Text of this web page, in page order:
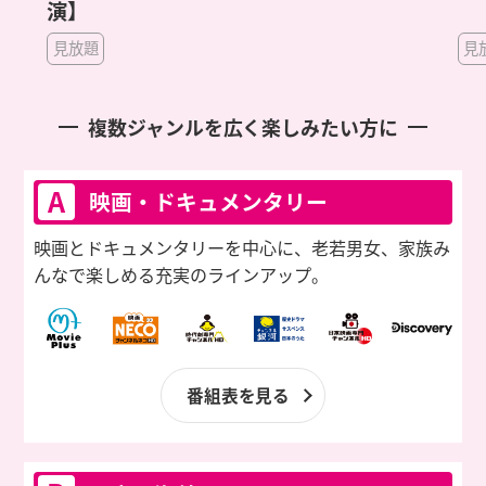
複数ジャンルを広く楽しみたい方に
A 映画・ドキュメンタリー
映画とドキュメンタリーを中心に、老若男女、家族み
んなで楽しめる充実のラインアップ。
番組表を見る